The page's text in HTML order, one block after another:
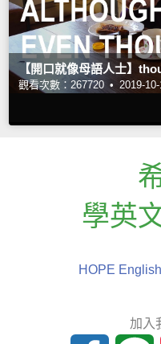
【開口就像母語人士】
觀看次數：267720 • 2019-
學英
HOPE
加入